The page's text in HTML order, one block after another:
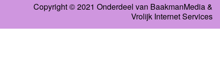
Copyright © 2021 Onderdeel van BaakmanMedia&
Vrolijk Internet Services